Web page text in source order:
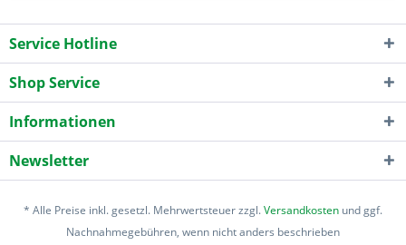
Service Hotline
Shop Service
Informationen
Newsletter
* Alle Preise inkl. gesetzl. Mehrwertsteuer zzgl.Versandkosten und ggf.
Nachnahmegebühren, wenn nicht anders beschrieben